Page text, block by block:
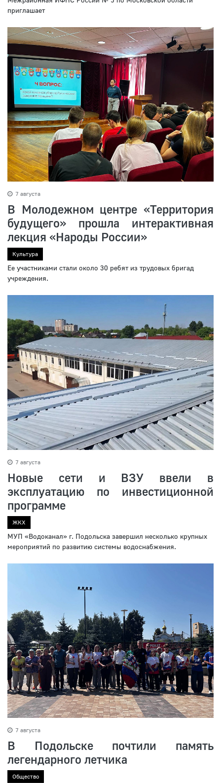
приглашает
7 августа
В Молодежном центре «Территория
будущего» прошла интерактивная
лекция «Народы России»
Культура
Ее участниками стали около 30 ребят из трудовых бригад
учреждения.
7 августа
Новые сети и ВЗУ ввели в
эксплуатацию по инвестиционной
программе
ЖКХ
МУП «Водоканал» г. Подольска завершил несколько крупных
мероприятий по развитию системы водоснабжения.
7 августа
В Подольске почтили память
легендарного летчика
Общество